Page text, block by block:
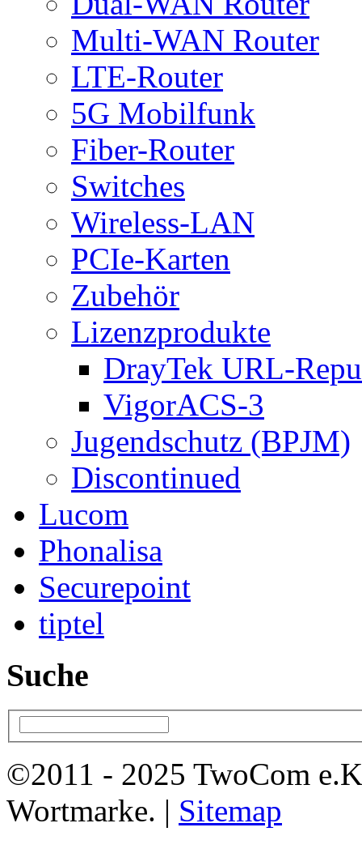
Multi-WAN Router
LTE-Router
5G Mobilfunk
Fiber-Router
Switches
Wireless-LAN
PCIe-Karten
Zubehör
Lizenzprodukte
DrayTek URL-
VigorACS-3
Jugendschutz (BPJM)
Discontinued
Lucom
Phonalisa
Securepoint
tiptel
Suche
©2011 - 2025 TwoCom
Wortmarke. | Sitemap